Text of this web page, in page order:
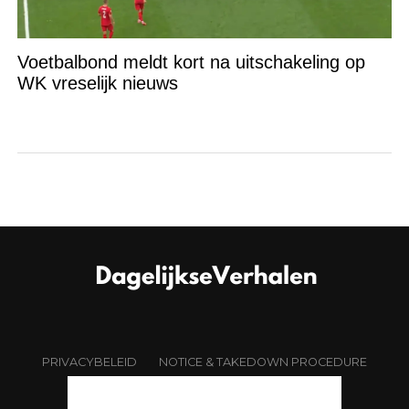
Voetbalbond meldt kort na uitschakeling op
WK vreselijk nieuws
PRIVACYBELEID
NOTICE & TAKEDOWN PROCEDURE